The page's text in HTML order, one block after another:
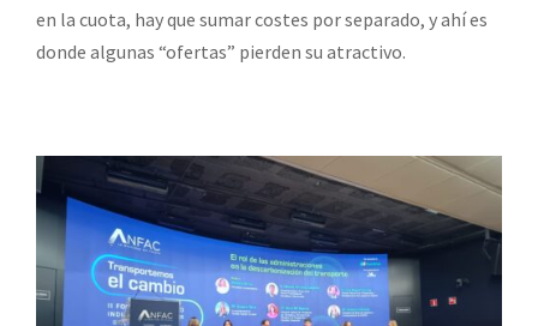
en la cuota, hay que sumar costes por separado, y ahí es
donde algunas “ofertas” pierden su atractivo.